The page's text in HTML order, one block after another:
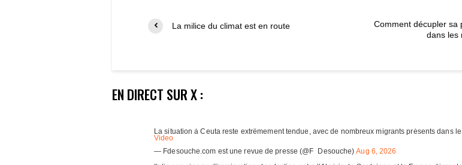
La milice du climat est en route
Comment décupler sa
dans les
EN DIRECT SUR X :